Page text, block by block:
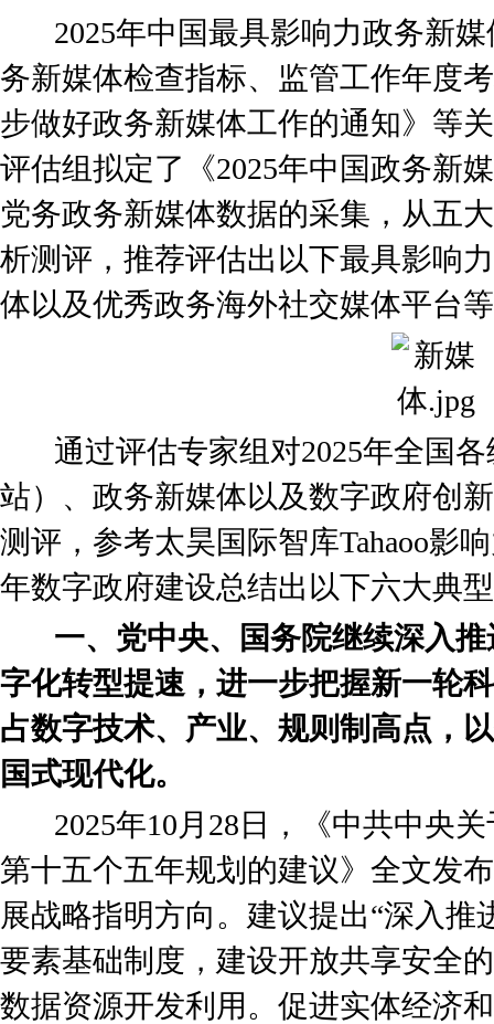
2025年中国最具影响力政务新媒
务新媒体检查指标、监管工作年度
步做好政务新媒体工作的通知》等
评估组拟定了《2025年中国政务新
党务政务新媒体数据的采集，从五
析测评，推荐评估出以下最具影响
体以及优秀政务海外社交媒体平台
通过评估专家组对2025年全国各
站）、政务新媒体以及数字政府创
测评，参考太昊国际智库Tahaoo影
年数字政府建设总结出以下六大典
一、党中央、国务院继续深入
字化转型提速，进一步把握新一轮
占数字技术、产业、规则制高点，
国式现代化。
2025年10月28日，《中共中央关
第十五个五年规划的建议》全文发
展战略指明方向。建议提出“深入
要素基础制度，建设开放共享安全
数据资源开发利用。促进实体经济